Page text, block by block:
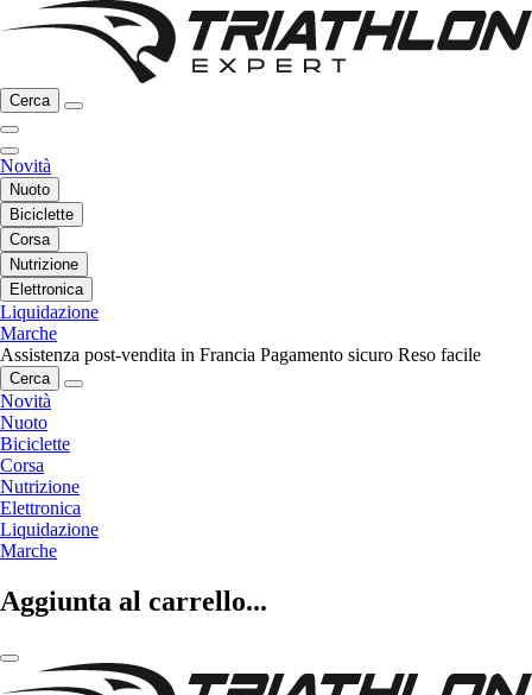
Cerca
Novità
Nuoto
Biciclette
Corsa
Nutrizione
Elettronica
Liquidazione
Marche
Assistenza post-vendita in Francia Pagamento sicuro Reso facile
Cerca
Novità
Nuoto
Biciclette
Corsa
Nutrizione
Elettronica
Liquidazione
Marche
Aggiunta al carrello...